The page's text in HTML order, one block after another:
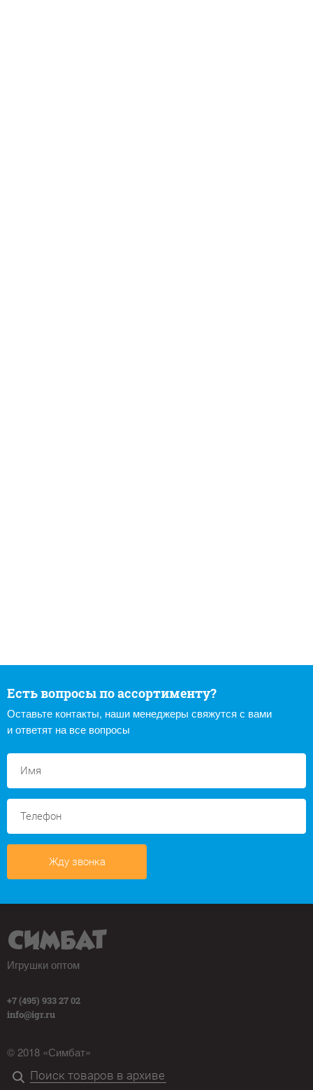
Есть вопросы по ассортименту?
Оставьте контакты, наши менеджеры свяжутся с вами
и ответят на все вопросы
Жду звонка
Игрушки оптом
+7 (495) 933 27 02
info@igr.ru
© 2018 «Симбат»